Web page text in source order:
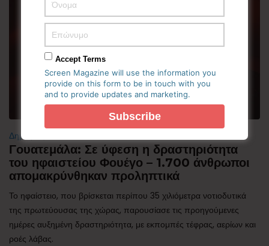
Δημοφιλή
Γουατεμάλα: Σε ύφεση η δραστηριότητα
του ηφαιστείου Φουέγο – 1.700 άνθρωποι
απομακρύνθηκαν προληπτικά
Το ηφαίστειο, που βρίσκεται περίπου 35 χιλιόμετρα νοτιοδυτικά
της πρωτεύουσας της χώρας, παρουσίασε τις προηγούμενες
ημέρες αυξημένη δραστηριότητα, με εκπομπές τέφρας, αερίων και
ροές λάβας.
Accept Terms
Screen Magazine will use the information you
provide on this form to be in touch with you
and to provide updates and marketing.